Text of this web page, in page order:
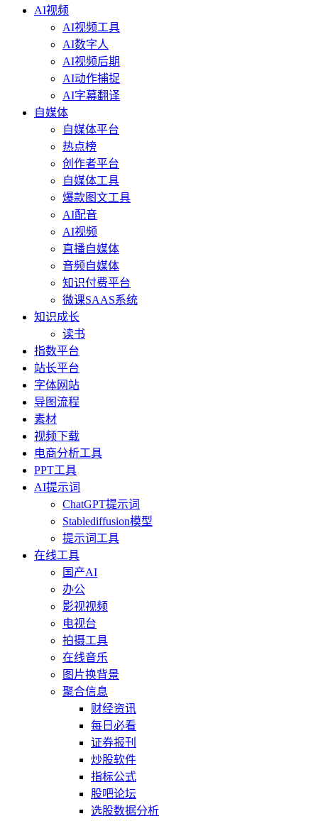
AI视频
AI视频工具
AI数字人
AI视频后期
AI动作捕捉
AI字幕翻译
自媒体
自媒体平台
热点榜
创作者平台
自媒体工具
爆款图文工具
AI配音
AI视频
直播自媒体
音频自媒体
知识付费平台
微课SAAS系统
知识成长
读书
指数平台
站长平台
字体网站
导图流程
素材
视频下载
电商分析工具
PPT工具
AI提示词
ChatGPT提示词
Stablediffusion模型
提示词工具
在线工具
国产AI
办公
影视视频
电视台
拍摄工具
在线音乐
图片换背景
聚合信息
财经资讯
每日必看
证券报刊
炒股软件
指标公式
股吧论坛
选股数据分析